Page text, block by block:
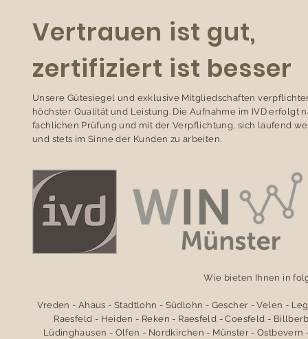
Vertrauen ist gut,
zertifiziert ist besser
Unsere Gütesiegel und exklusive Mitgliedschaften
höchster Qualität und Leistung. Die Aufnahme im IVD erfolgt
fachlichen Prüfung und mit der Verpflichtung, sich laufend
und stets im Sinne der Kunden zu arbeiten.
Wie bieten Ihnen in
Vreden - Ahaus - Stadtlohn - Südlohn - Gescher - Velen -
Raesfeld - Heiden - Reken - Raesfeld - Coesfeld -
Lüdinghausen - Olfen - Nordkirchen - Münster -